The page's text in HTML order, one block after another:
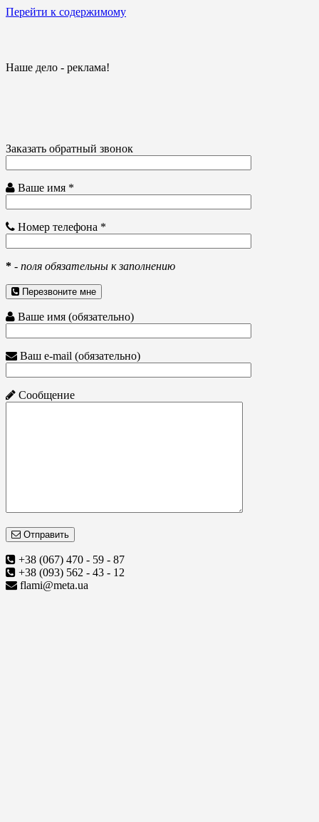
Перейти к содержимому
Наше дело - реклама!
Заказать обратный звонок
Ваше имя *
Номер телефона *
* - поля обязательны к заполнению
Перезвоните мне
Ваше имя (обязательно)
Ваш e-mail (обязательно)
Сообщение
Отправить
+38 (067) 470 - 59 - 87
+38 (093) 562 - 43 - 12
flami@meta.ua